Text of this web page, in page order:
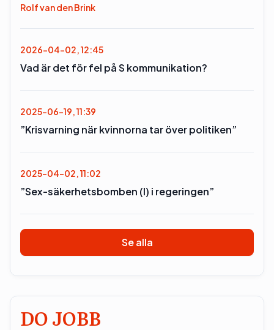
Rolf van den Brink
2026-04-02, 12:45
Vad är det för fel på S kommunikation?
2025-06-19, 11:39
”Krisvarning när kvinnorna tar över politiken”
2025-04-02, 11:02
”Sex-säkerhetsbomben (l) i regeringen”
Se alla
DO JOBB